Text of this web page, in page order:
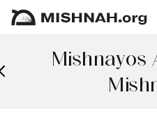
Mishnayos